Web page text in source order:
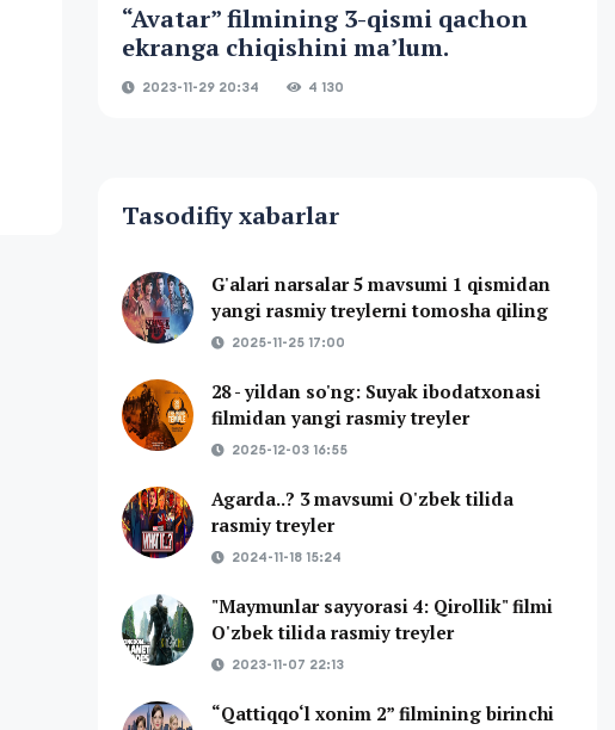
“Avatar” filmining 3-qismi qachon
ekranga chiqishini maʼlum.
2023-11-29 20:34 4 130
Tasodifiy xabarlar
G'alari narsalar 5 mavsumi 1 qismidan
yangi rasmiy treylerni tomosha qiling
2025-11-25 17:00
28 - yildan so'ng: Suyak ibodatxonasi
filmidan yangi rasmiy treyler
2025-12-03 16:55
Agarda..? 3 mavsumi O'zbek tilida
rasmiy treyler
2024-11-18 15:24
"Maymunlar sayyorasi 4: Qirollik" filmi
O'zbek tilida rasmiy treyler
2023-11-07 22:13
“Qattiqqo‘l xonim 2” filmining birinchi